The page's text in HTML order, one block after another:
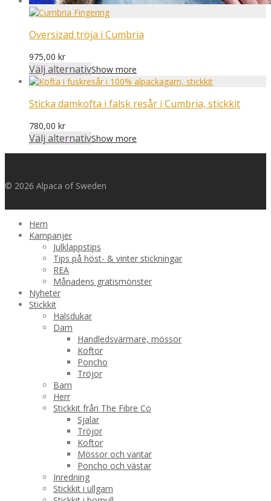
Oversizad tröja i Cumbria
975,00 kr
Välj alternativShow more
Sticka damkofta i falsk resår i Cumbria, stickkit
780,00 kr
Välj alternativShow more
© 2026 Alpaca of Sweden
Hem
Kampanjer
Julklappstips
Tips på höst- & vinter stickningar
REA
Månadens gratismönster
Nyheter
Stickkit
Halsdukar
Dam
Handledsvärmare, mössor
Koftor
Poncho
Tröjor
Barn
Herr
Stickkit från The Fibre Co
Sjalar
Tröjor
Koftor
Mössor och vantar
Poncho och västar
Inredning
Stickkit i ullgarn